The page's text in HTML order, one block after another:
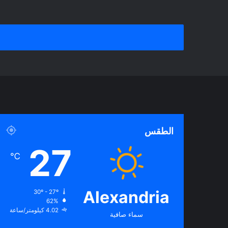
الطقس
Alexandria
سماء صافية
27
℃
62%
4.02 كيلومتر/ساعة